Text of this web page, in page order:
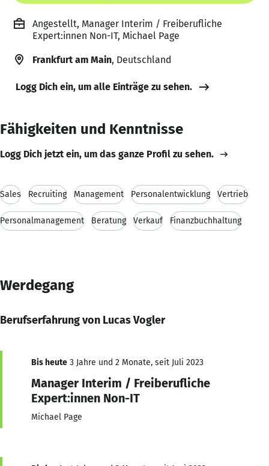
Angestellt, Manager Interim / Freiberufliche
Expert:innen Non-IT, Michael Page
Frankfurt am Main, Deutschland
Logg Dich ein, um alle Einträge zu sehen.
Fähigkeiten und Kenntnisse
Logg Dich jetzt ein, um das ganze Profil zu sehen.
Sales Recruiting Management Personalentwicklung Vertrieb
Personalmanagement Beratung Verkauf Finanzbuchhaltung
Werdegang
Berufserfahrung von Lucas Vogler
Bis heute 3 Jahre und 2 Monate, seit Juli 2023
Manager Interim / Freiberufliche
Expert:innen Non-IT
Michael Page